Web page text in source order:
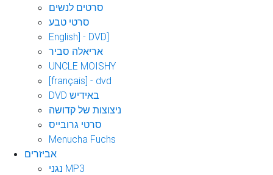
סרטים לנשים
סרטי טבע
English] - DVD]
אריאלה סביר
UNCLE MOISHY
[français] - dvd
DVD באידיש
ניצוצות של קדושה
סרטי גרובייס
Menucha Fuchs
אביזרים
נגני MP3